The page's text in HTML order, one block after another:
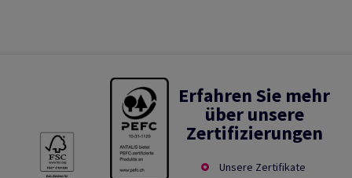
Erfahren Sie mehr
über unsere
Zertifizierungen
Unsere Zertifikate